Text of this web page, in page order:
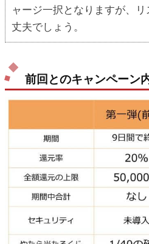
ャージ一択となりますが、
丈夫でしょう。
前回とのキャンペーン